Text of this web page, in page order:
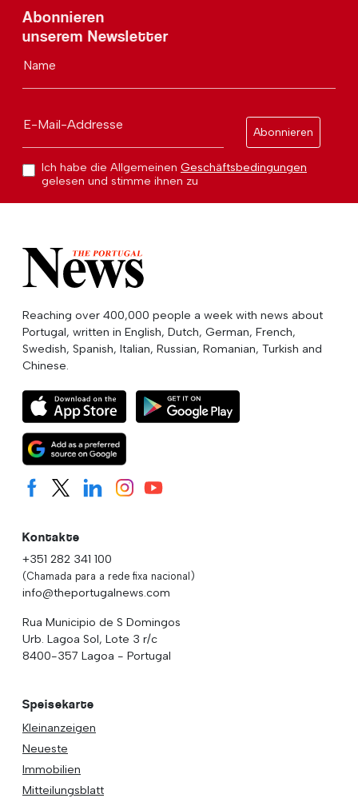
Abonnieren
unserem Newsletter
Name
E-Mail-Addresse
Abonnieren
Ich habe die Allgemeinen Geschäftsbedingungen
gelesen und stimme ihnen zu
Reaching over 400,000 people a week with news about
Portugal, written in English, Dutch, German, French,
Swedish, Spanish, Italian, Russian, Romanian, Turkish and
Chinese.
Kontakte
+351 282 341 100
(Chamada para a rede fixa nacional)
info@theportugalnews.com
Rua Municipio de S Domingos
Urb. Lagoa Sol, Lote 3 r/c
8400-357 Lagoa - Portugal
Speisekarte
Kleinanzeigen
Neueste
Immobilien
Mitteilungsblatt